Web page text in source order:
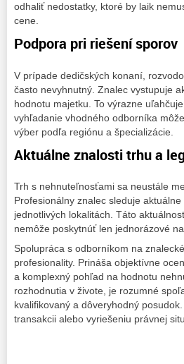
odhaliť nedostatky, ktoré by laik
cene.
Podpora pri riešení sporov
V prípade dedičských konaní,
často nevyhnutný. Znalec vystupuje
hodnotu majetku. To výrazne
vyhľadanie vhodného odborníka
výber podľa regiónu a špecializácie.
Aktuálne znalosti trhu a
Trh s nehnuteľnosťami sa neustále
Profesionálny znalec sleduje
jednotlivých lokalitách. Táto
nemôže poskytnúť len jednorázové
Spolupráca s odborníkom na
profesionality. Prináša objektívne
a komplexný pohľad na hodnotu
rozhodnutia v živote, je rozumné
kvalifikovaný a dôveryhodný
transakcii alebo vyriešeniu právnej